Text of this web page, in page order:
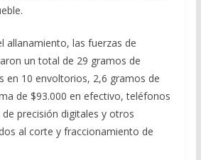
allanamiento, las fuerzas de
un total de 29 gramos de
en 10 envoltorios, 2,6 gramos de
de $93.000 en efectivo, teléfonos
precisión digitales y otros
al corte y fraccionamiento de